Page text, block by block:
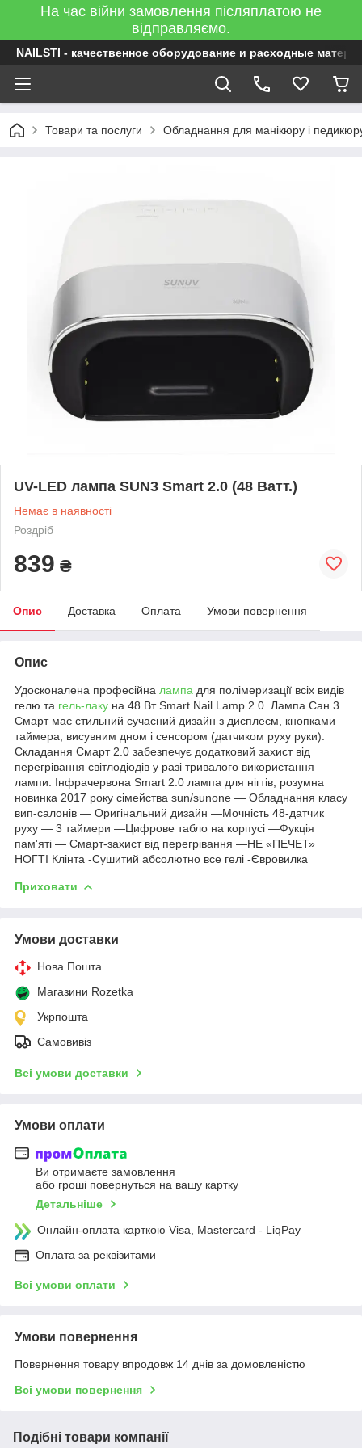
На час війни замовлення післяплатою не
відправляємо.
NAILSTI - качественное оборудование и расходные
Товари та послуги Обладнання для манікюру і
UV-LED лампа SUN3 Smart 2.0 (48 Ватт.)
Немає в наявності
Роздріб
839 ₴
Опис Доставка Оплата Умови повернення
Опис
Удосконалена професійна лампа для полімеризації всіх видів
гелю та гель-лаку на 48 Вт Smart Nail Lamp 2.0. Лампа Сан 3
Смарт має стильний сучасний дизайн з дисплеєм, кнопками
таймера, висувним дном і сенсором (датчиком руху руки).
Складання Смарт 2.0 забезпечує додатковий захист від
перегрівання світлодіодів у разі тривалого використання
лампи. Інфрачервона Smart 2.0 лампа для нігтів, розумна
новинка 2017 року сімейства sun/sunone — Обладнання класу
вип-салонів — Оригінальний дизайн —Мочність 48-датчик
руху — 3 таймери —Цифрове табло на корпусі —Фукція
пам'яті — Смарт-захист від перегрівання —НЕ «ПЕЧЕТ»
НОГТІ Клінта -Сушитий абсолютно все гелі -Євровилка
Приховати
Умови доставки
Нова Пошта
Магазини Rozetka
Укрпошта
Самовивіз
Всі умови доставки
Умови оплати
Ви отримаєте замовлення
або гроші повернуться на вашу картку
Детальніше
Онлайн-оплата карткою Visa, Mastercard - LiqPay
Оплата за реквізитами
Всі умови оплати
Умови повернення
Повернення товару впродовж 14 днів за домовленістю
Всі умови повернення
Подібні товари компанії